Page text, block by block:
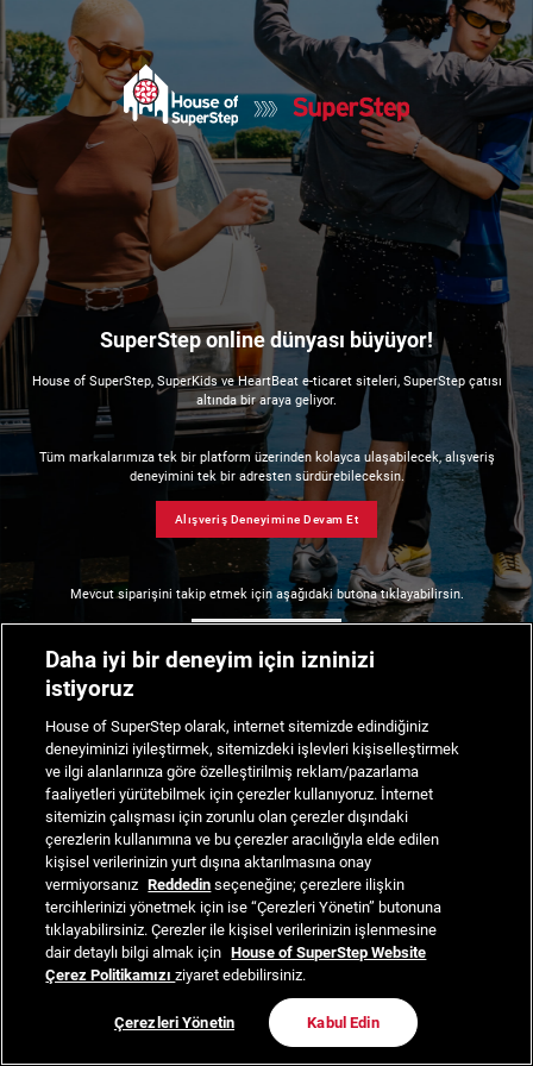
SuperStep online dünyası büyüyor!
House of SuperStep, SuperKids ve HeartBeat e-ticaret siteleri, SuperStep çatısı
altında bir araya geliyor.
Tüm markalarımıza tek bir platform üzerinden kolayca ulaşabilecek, alışveriş
deneyimini tek bir adresten sürdürebileceksin.
Alışveriş Deneyimine Devam Et
Mevcut siparişini takip etmek için aşağıdaki butona tıklayabilirsin.
Daha iyi bir deneyim için izninizi
istiyoruz
House of SuperStep olarak, internet sitemizde edindiğiniz
deneyiminizi iyileştirmek, sitemizdeki işlevleri kişiselleştirmek
ve ilgi alanlarınıza göre özelleştirilmiş reklam/pazarlama
faaliyetleri yürütebilmek için çerezler kullanıyoruz. İnternet
sitemizin çalışması için zorunlu olan çerezler dışındaki
çerezlerin kullanımına ve bu çerezler aracılığıyla elde edilen
kişisel verilerinizin yurt dışına aktarılmasına onay
vermiyorsanız Reddedin seçeneğine; çerezlere ilişkin
tercihlerinizi yönetmek için ise “Çerezleri Yönetin” butonuna
tıklayabilirsiniz. Çerezler ile kişisel verilerinizin işlenmesine
dair detaylı bilgi almak için House of SuperStep Website
Çerez Politikamızıziyaret edebilirsiniz.
Çerezleri Yönetin Kabul Edin